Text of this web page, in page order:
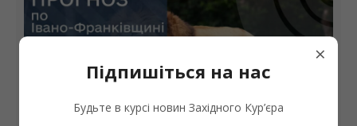
×
Підпишіться на нас
Будьте в курсі новин Західного Кур’єра